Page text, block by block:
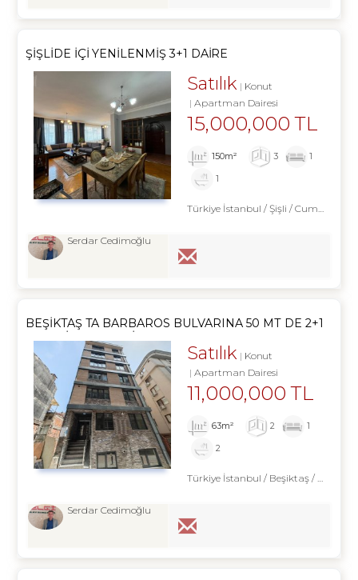
ŞIŞLIDE İÇI YENILENMIŞ 3+1 DAIRE
Satılık
Konut
Apartman Dairesi
15,000,000 TL
150m² 3
1
1
Türkiye İstanbul / Şişli / Cumhuriyet
Serdar Cedimoğlu
BEŞIKTAŞ TA BARBAROS BULVARINA 50 MT DE 2+1
KELEPIR SIFIR DAIRE
Satılık
Konut
Apartman Dairesi
11,000,000 TL
63m² 2
1
2
Türkiye İstanbul / Beşiktaş/ Abbasağa
Serdar Cedimoğlu